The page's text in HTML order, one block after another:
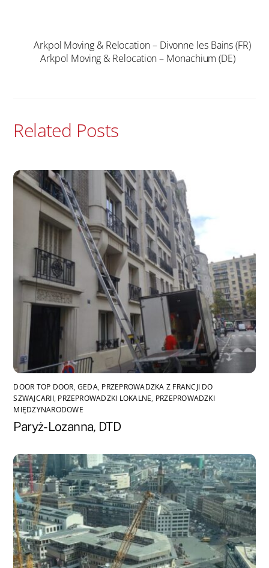
Arkpol Moving & Relocation – Divonne les Bains (FR)
Arkpol Moving & Relocation – Monachium (DE)
Related Posts
DOOR TOP DOOR,GEDA, PRZEPROWADZKA Z FRANCJI DO
SZWAJCARII, PRZEPROWADZKI LOKALNE, PRZEPROWADZKI
MIĘDZYNARODOWE
Paryż-Lozanna, DTD